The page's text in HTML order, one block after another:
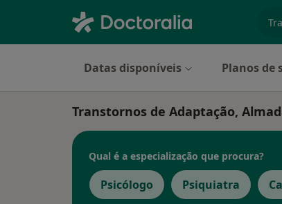
Datas disponíveis Planos de
Transtornos de Adaptação,
Qual é a especialização que procura?
Psicólogo Psiquiatra